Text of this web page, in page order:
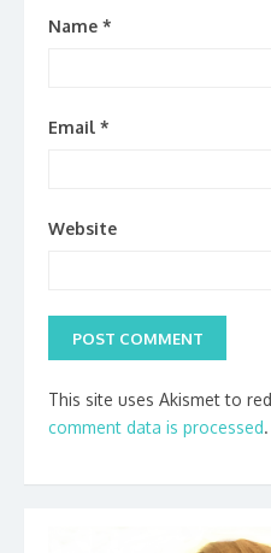
Name *
Email *
Website
This site uses Akismet to
comment data is processed.